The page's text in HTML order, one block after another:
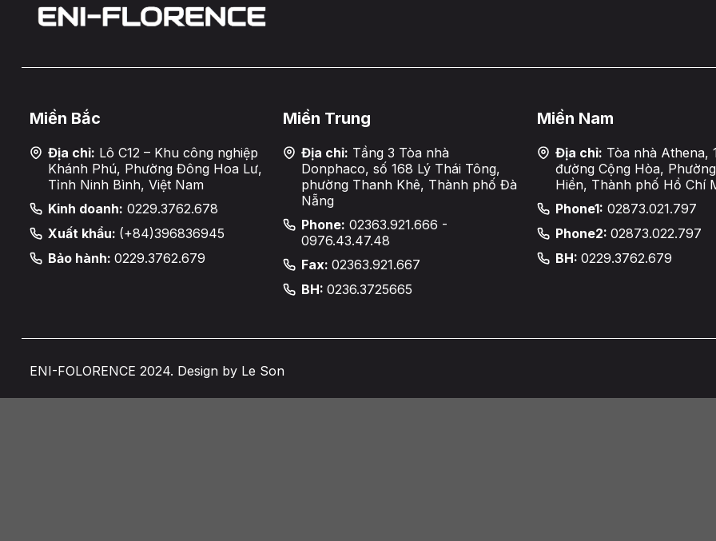
Miền Bắc
Địa chỉ: Lô C12 – Khu công nghiệp
Khánh Phú, Phường Đông Hoa Lư,
Tỉnh Ninh Bình, Việt Nam
Kinh doanh: 0229.3762.678
Xuất khẩu: (+84)396836945
Bảo hành: 0229.3762.679
Miền Trung
Địa chỉ: Tầng 3 Tòa nhà
Donphaco, số 168 Lý Thái Tông,
phường Thanh Khê, Thành phố Đà
Nẵng
Phone: 02363.921.666 -
0976.43.47.48
Fax:02363.921.667
BH:0236.3725665
Miền Nam
Địa chỉ: Tòa nhà Athena,
đường Cộng Hòa,
Hiền, Thành phố Hồ Chí
Phone1: 02873.021.797
Phone2: 02873.022.797
BH: 0229.3762.679
ENI-FOLORENCE 2024. Design by Le Son